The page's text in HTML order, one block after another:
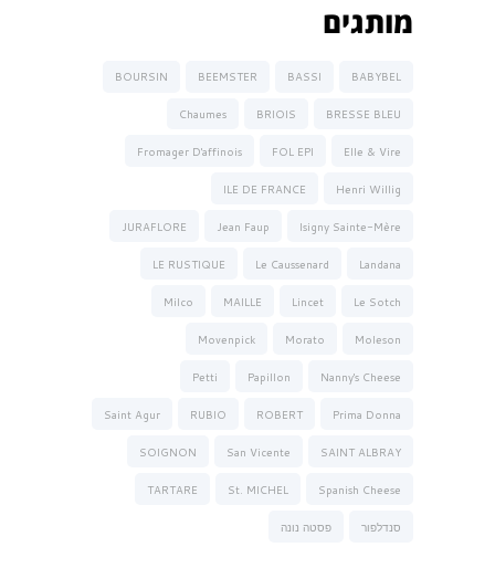
מותגים
BABYBEL
BASSI
BEEMSTER
BOURSIN
BRESSE BLEU
BRIOIS
Chaumes
Elle & Vire
FOL EPI
Fromager D'affinois
Henri Willig
ILE DE FRANCE
Isigny Sainte-Mère
Jean Faup
JURAFLORE
Landana
Le Caussenard
LE RUSTIQUE
Le Sotch
Lincet
MAILLE
Milco
Moleson
Morato
Movenpick
Nanny's Cheese
Papillon
Petti
Prima Donna
ROBERT
RUBIO
Saint Agur
SAINT ALBRAY
San Vicente
SOIGNON
Spanish Cheese
St. MICHEL
TARTARE
סנדלפור פסטה נונה